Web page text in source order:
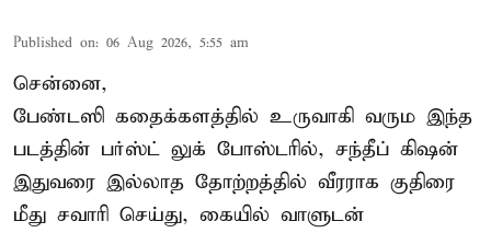
Published on: 06 Aug 2026, 5:55 am
சென்னை,
பேண்டஸி கதைக்களத்தில் உருவாகி வரும இந்த
படத்தின் பர்ஸ்ட் லுக் போஸ்டரில், சந்தீப் கிஷன்
இதுவரை இல்லாத தோற்றத்தில் வீரராக குதிரை
மீது சவாரி செய்து, கையில் வாளுடன்